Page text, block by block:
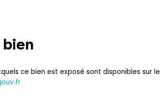
ce bien est exposé sont disponibles sur le